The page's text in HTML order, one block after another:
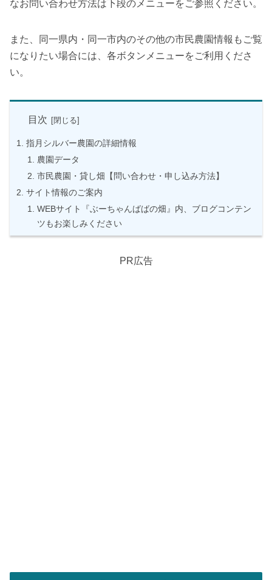
なお問い合わせ方法は下段のメニューをご参照ください。
また、同一県内・同一市内のその他の市民農園情報もご覧
になりたい場合には、各ボタンメニューをご利用くださ
い。
目次
指月シルバー農園の詳細情報
農園データ
市民農園・貸し畑【問い合わせ・申し込み方法】
サイト情報のご案内
WEBサイト『ぶーちゃんばばの畑』内、ブログコンテン
ツもお楽しみください
PR広告